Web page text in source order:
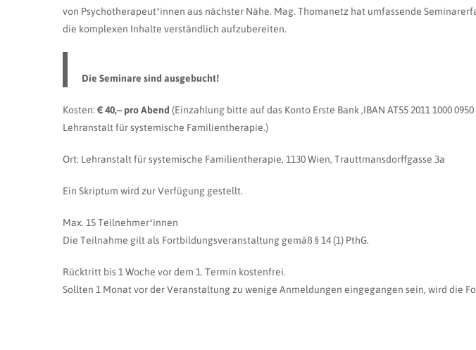
von Psychotherapeut*innen aus nächster Nähe. Mag. Thomanetz hat umfassende
die komplexen Inhalte verständlich aufzubereiten.
Die Seminare sind ausgebucht!
Kosten: € 40,– pro Abend (Einzahlung bitte auf das Konto Erste Bank ,IBAN AT55 2011 1000
Lehranstalt für systemische Familientherapie.)
Ort: Lehranstalt für systemische Familientherapie, 1130 Wien, Trauttmansdorffgasse 3a
Ein Skriptum wird zur Verfügung gestellt.
Max. 15 Teilnehmer*innen
Die Teilnahme gilt als Fortbildungsveranstaltung gemäß § 14 (1) PthG.
Rücktritt bis 1 Woche vor dem 1. Termin kostenfrei.
Sollten 1 Monat vor der Veranstaltung zu wenige Anmeldungen eingegangen sein, wird die